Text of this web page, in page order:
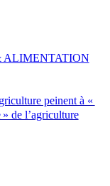
peinent à «
de l’agriculture
ALIMENTATION